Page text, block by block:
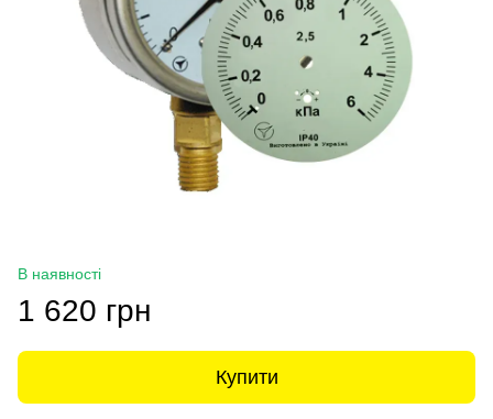
В наявності
1 620 грн
Купити